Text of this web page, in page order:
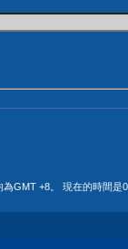
為GMT +8。 現在的時間是